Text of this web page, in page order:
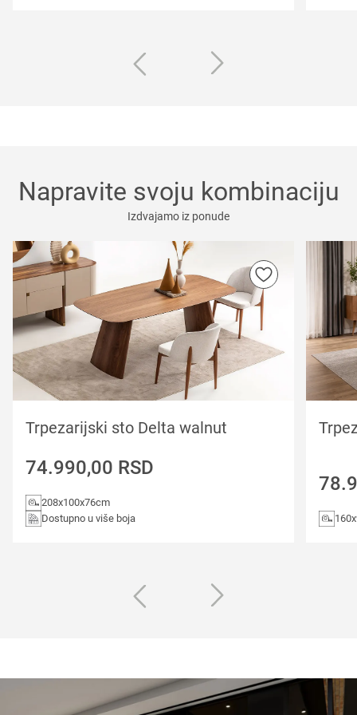
Napravite svoju kombinaciju
Izdvajamo iz ponude
Trpezarijski sto Delta walnut
74.990,00 RSD
208x100x76cm
Dostupno u više boja